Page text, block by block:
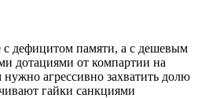
с дефицитом памяти, а с дешевым
дотациями от компартии на
агрессивно захватить долю
гайки санкциями